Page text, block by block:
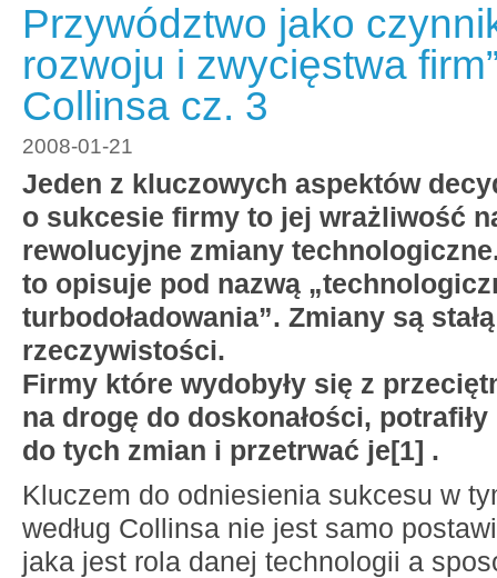
Przywództwo jako
rozwoju i zwycięstwa
Collinsa cz. 3
2008-01-21
Jeden z kluczowych aspektów
o sukcesie firmy to jej wrażliwość
rewolucyjne zmiany
to opisuje pod nazwą
turbodoładowania”. Zmiany są
rzeczywistości.
Firmy które wydobyły się z
na drogę do doskonałości,
do tych zmian i przetrwać je[1] .
Kluczem do odniesienia sukcesu w
według Collinsa nie jest samo
jaka jest rola danej technologii a